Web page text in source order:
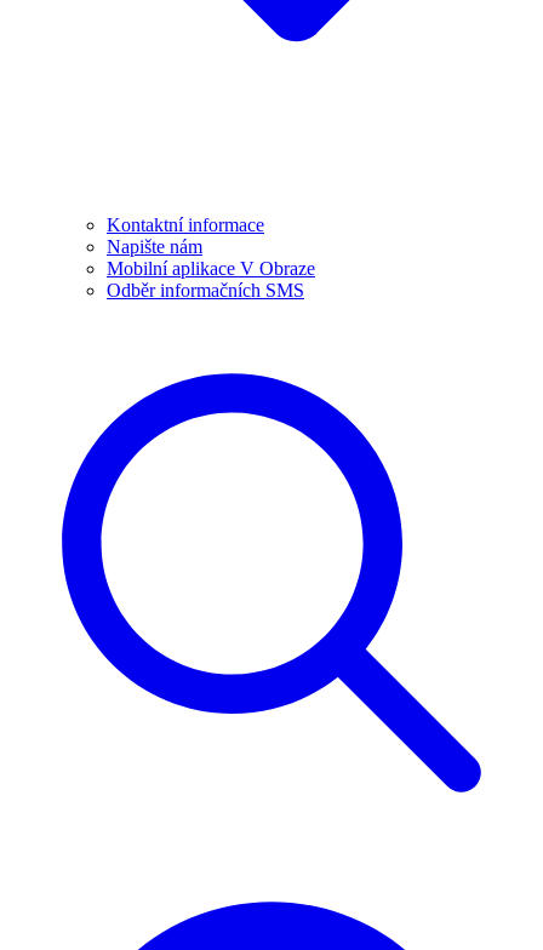
Kontaktní informace
Napište nám
Mobilní aplikace V Obraze
Odběr informačních SMS